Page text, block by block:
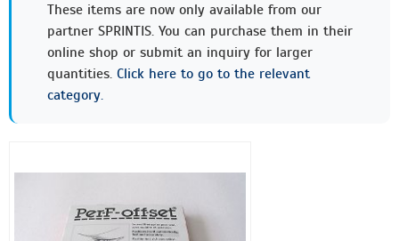
These items are now only available from our
partner SPRINTIS. You can purchase them in their
online shop or submit an inquiry for larger
quantities. Click here to go to the relevant
category.